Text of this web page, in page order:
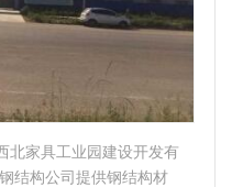
北家具工业园建设开发有
结构公司提供钢结构材